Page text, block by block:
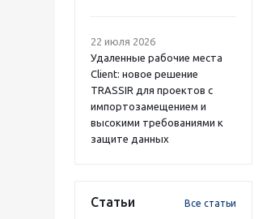
22 июля 2026
Удаленные рабочие места
Client: новое решение
TRASSIR для проектов с
импортозамещением и
высокими требованиями к
защите данных
Статьи Все статьи